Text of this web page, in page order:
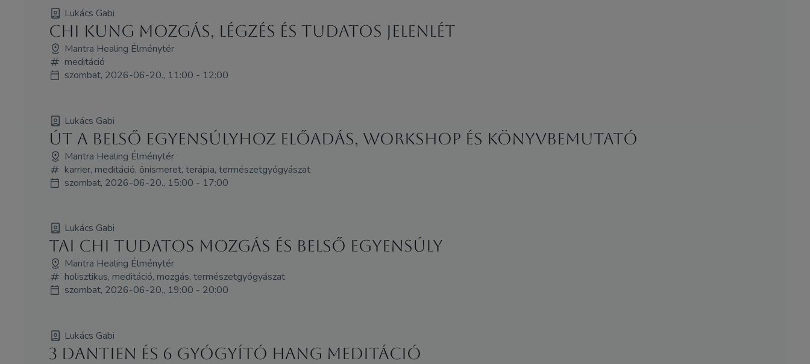
Lukács Gabi
Chi Kung Mozgás, légzés és tudatos jelenlét
Mantra Healing Élménytér
meditáció
szombat, 2026-06-20., 11:00 - 12:00
Lukács Gabi
Út a belső egyensúlyhoz előadás, workshop és könyvbemutató
Mantra Healing Élménytér
karrier, meditáció, önismeret, terápia, természetgyógyászat
szombat, 2026-06-20., 15:00 - 17:00
Lukács Gabi
Tai Chi Tudatos mozgás és belső egyensúly
Mantra Healing Élménytér
holisztikus, meditáció, mozgás, természetgyógyászat
szombat, 2026-06-20., 19:00 - 20:00
Lukács Gabi
3 Dantien és 6 Gyógyító Hang meditáció